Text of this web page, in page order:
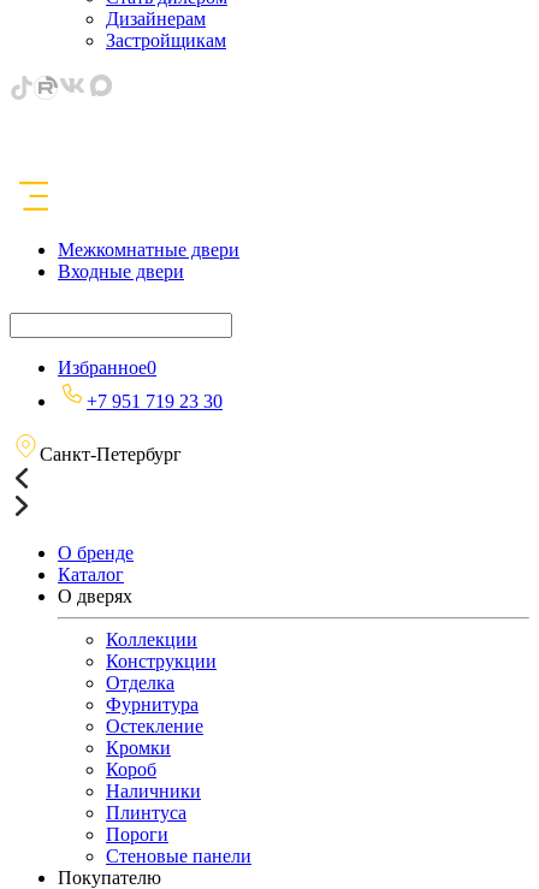
Дизайнерам
Застройщикам
Межкомнатные двери
Входные двери
Избранное0
+7 951 719 23 30
Санкт-Петербург
О бренде
Каталог
О дверях
Коллекции
Конструкции
Отделка
Фурнитура
Остекление
Кромки
Короб
Наличники
Плинтуса
Пороги
Стеновые панели
Покупателю